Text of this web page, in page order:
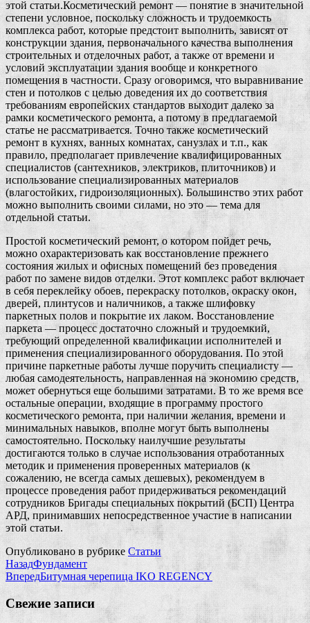
этой статьи.Косметический ремонт — понятие в значительной
степени условное, поскольку сложность и трудоемкость
комплекса работ, которые предстоит выполнить, зависят от
конструкции здания, первоначального качества выполнения
строительных и отделочных работ, а также от времени и
условий эксплуатации здания вообще и конкретного
помещения в частности. Сразу оговоримся, что выравнивание
стен и потолков с целью доведения их до соответствия
требованиям европейских стандартов выходит далеко за
рамки косметического ремонта, а потому в предлагаемой
статье не рассматривается. Точно также косметический
ремонт в кухнях, ванных комнатах, санузлах и т.п., как
правило, предполагает привлечение квалифицированных
специалистов (сантехников, электриков, плиточников) и
использование специализированных материалов
(влагостойких, гидроизоляционных). Большинство этих работ
можно выполнить своими силами, но это — тема для
отдельной статьи.
Простой косметический ремонт, о котором пойдет речь,
можно охарактеризовать как восстановление прежнего
состояния жилых и офисных помещений без проведения
работ по замене видов отделки. Этот комплекс работ включает
в себя переклейку обоев, перекраску потолков, окраску окон,
дверей, плинтусов и наличников, а также шлифовку
паркетных полов и покрытие их лаком. Восстановление
паркета — процесс достаточно сложный и трудоемкий,
требующий определенной квалификации исполнителей и
применения специализированного оборудования. По этой
причине паркетные работы лучше поручить специалисту —
любая самодеятельность, направленная на экономию средств,
может обернуться еще большими затратами. В то же время все
остальные операции, входящие в программу простого
косметического ремонта, при наличии желания, времени и
минимальных навыков, вполне могут быть выполнены
самостоятельно. Поскольку наилучшие результаты
достигаются только в случае использования отработанных
методик и применения проверенных материалов (к
сожалению, не всегда самых дешевых), рекомендуем в
процессе проведения работ придерживаться рекомендаций
сотрудников Бригады специальных покрытий (БСП) Центра
АРД, принимавших непосредственное участие в написании
этой статьи.
Опубликовано в рубрике Статьи
НазадФундамент
ВпередБитумная черепица IKO REGENCY
Свежие записи